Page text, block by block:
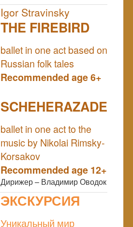
Igor Stravinsky
THE FIREBIRD
ballet in one act based on
Russian folk tales
Recommended age 6+
SCHEHERAZADE
ballet in one act to the
music by Nikolai Rimsky-
Korsakov
Recommended age 12+
Дирижер – Владимир Оводок
ЭКСКУРСИЯ
Уникальный мир